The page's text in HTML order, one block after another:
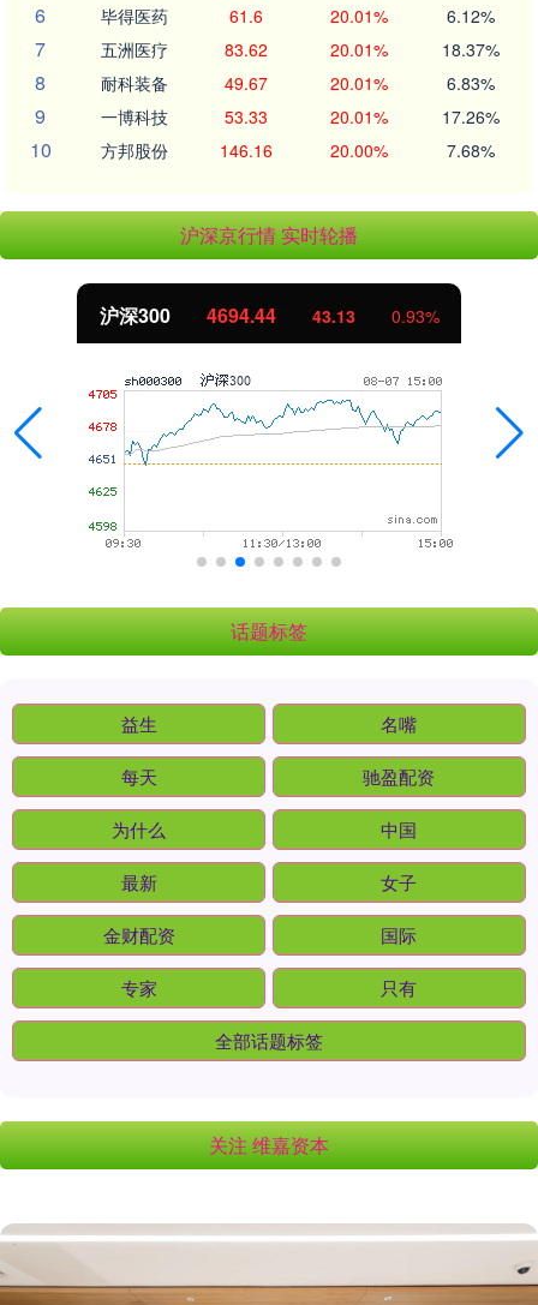
6 毕得医药 61.6 20.01% 6.12%
7 五洲医疗 83.62 20.01% 18.37%
8 耐科装备 49.67 20.01% 6.83%
9 一博科技 53.33 20.01% 17.26%
10 方邦股份 146.16 20.00% 7.68%
沪深京行情 实时轮播
沪深300 4694.44 43.13 0.93%
话题标签
益生 名嘴
每天 驰盈配资
为什么 中国
最新 女子
金财配资 国际
专家 只有
全部话题标签
关注 维嘉资本